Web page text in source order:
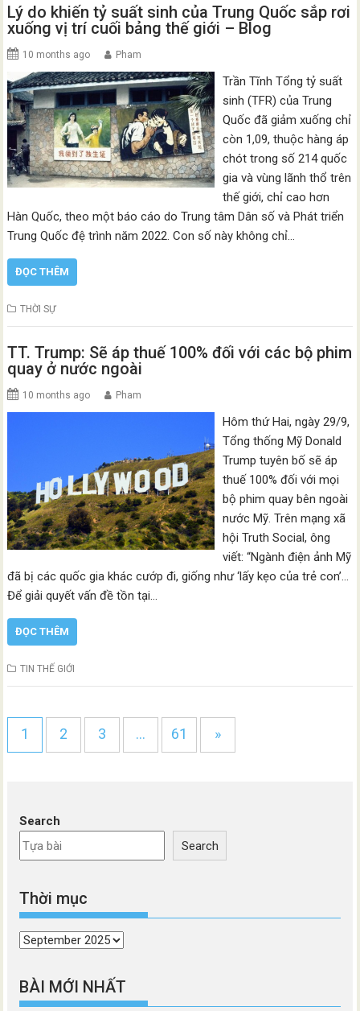
Lý do khiến tỷ suất sinh của Trung Quốc sắp rơi
xuống vị trí cuối bảng thế giới – Blog
10 months ago Pham
Trần Tĩnh Tổng tỷ suất
sinh (TFR) của Trung
Quốc đã giảm xuống chỉ
còn 1,09, thuộc hàng áp
chót trong số 214 quốc
gia và vùng lãnh thổ trên
thế giới, chỉ cao hơn
Hàn Quốc, theo một báo cáo do Trung tâm Dân số và Phát triển
Trung Quốc đệ trình năm 2022. Con số này không chỉ…
ĐỌC THÊM
THỜI SỰ
TT. Trump: Sẽ áp thuế 100% đối với các bộ phim
quay ở nước ngoài
10 months ago Pham
Hôm thứ Hai, ngày 29/9,
Tổng thống Mỹ Donald
Trump tuyên bố sẽ áp
thuế 100% đối với mọi
bộ phim quay bên ngoài
nước Mỹ. Trên mạng xã
hội Truth Social, ông
viết: “Ngành điện ảnh Mỹ
đã bị các quốc gia khác cướp đi, giống như ‘lấy kẹo của trẻ con’…
Để giải quyết vấn đề tồn tại…
ĐỌC THÊM
TIN THẾ GIỚI
1 2 3 … 61 »
Search
Search
Thời mục
Thời
BÀI MỚI NHẤT